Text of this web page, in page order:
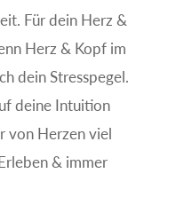
Für dein Herz &
Herz & Kopf im
dein Stresspegel.
deine Intuition
von Herzen viel
& immer